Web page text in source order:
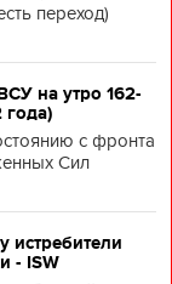
переход)
на утро 162-
года)
с фронта
Сил
истребители
- ISW